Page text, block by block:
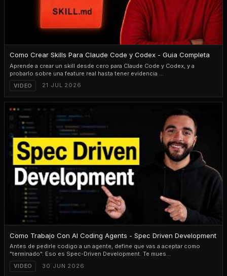
PLAY 18:47
Como Crear Skills Para Claude Code y Codex - Guia Completa
Aprende a crear un skill desde cero para Claude Code y Codex, y a
probarlo sobre una feature real hasta tener evidencia ...
VIDEO 21 JUL 2026
PLAY 18:11
Como Trabajo Con AI Coding Agents - Spec Driven Development
Antes de pedirle codigo a un agente, define que vas a aceptar como
"terminado". Eso es Spec-Driven Development. Te mues...
VIDEO 30 JUN 2026